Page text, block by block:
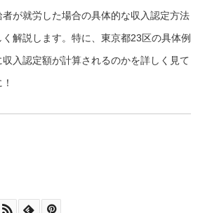
が就労した場合の具体的な収入認定方法
解説します。特に、東京都23区の具体例
入認定額が計算されるのかを詳しく見て